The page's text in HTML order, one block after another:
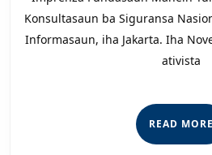
Konsultasaun ba Siguransa
Informasaun, iha Jakarta. Iha
ativista
READ MORE